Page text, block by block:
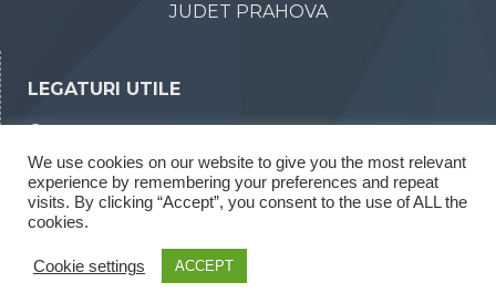
JUDET PRAHOVA
LEGATURI UTILE
Declaratii de interese
Rapoarte legea 52/2003
We use cookies on our website to give you the most relevant
experience by remembering your preferences and repeat
visits. By clicking “Accept”, you consent to the use of ALL the
cookies.
Cookie settings ACCEPT